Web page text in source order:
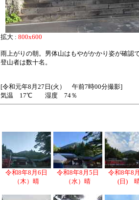
拡大 : 800x600
雨上がりの朝。男体山はもやがかかり姿が確認
登山者は数十名。
[令和元年8月27日(火） 午前7時00分撮影]
気温 17℃ 湿度 74％
令和8年8月6日
（木）晴
令和8年8月5日
（水）晴
令和8年8
(日)